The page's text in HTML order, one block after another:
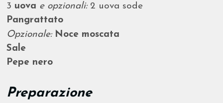
3 uova e opzionali:2 uova sode
Pangrattato
Opzionale: Noce moscata
Sale
Pepe nero
Preparazione